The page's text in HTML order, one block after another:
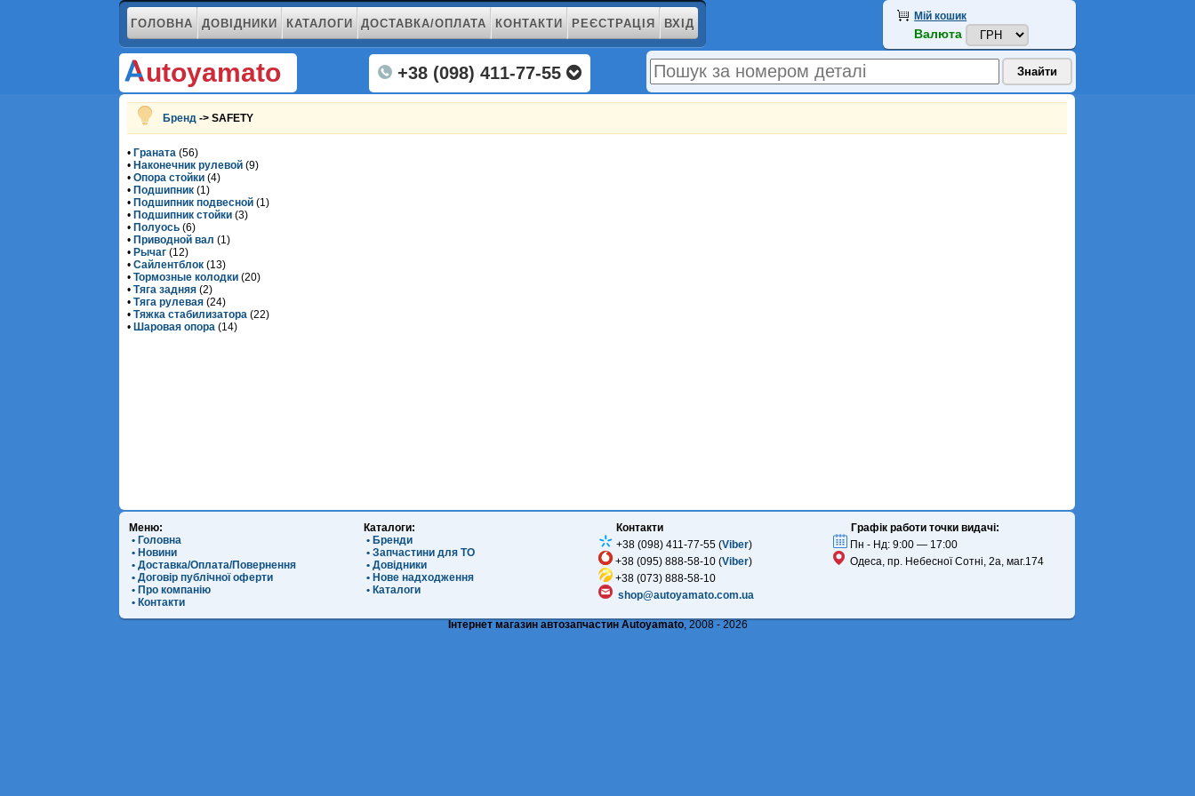
ГОЛОВНА ДОВІДНИКИ КАТАЛОГИ ДОСТАВКА/ОПЛАТА КОНТАКТИ РЕЄСТРАЦІЯ ВХІД
utoyamato +38 (098) 411-77-55
Мій кошик
Валюта
Бренд -> SAFETY
• Граната (56)
• Наконечник рулевой (9)
•Опора стойки (4)
• Подшипник (1)
• Подшипник подвесной (1)
• Подшипник стойки (3)
• Полуось (6)
• Приводной вал (1)
• Рычаг (12)
•Сайлентблок (13)
•Тормозные колодки (20)
•Тяга задняя (2)
•Тяга рулевая (24)
•Тяжка стабилизатора (22)
• Шаровая опора (14)
Меню:
• Головна
• Новини
• Доставка/Оплата/Повернення
• Договір публічної оферти
• Про компанію
• Контакти
Каталоги:
• Бренди
• Запчастини для ТО
• Довідники
• Нове надходження
• Каталоги
Контакти
+38 (098) 411-77-55 (Viber)
+38 (095) 888-58-10 (Viber)
+38 (073) 888-58-10
shop@autoyamato.com.ua
Графік работи точки видачі:
Пн - Нд: 9:00 — 17:00
Одеса, пр. Небесної Сотні, 2а, маг.174
Інтернет магазин автозапчастин Autoyamato, 2008 - 2026